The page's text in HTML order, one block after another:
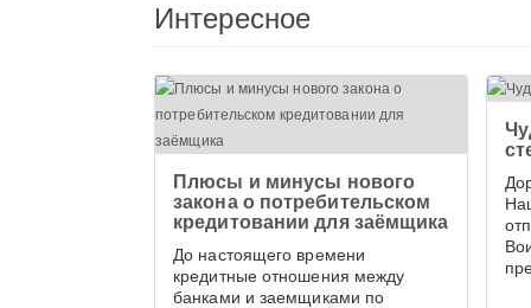
Интересное
Плюсы и минусы нового
закона о потребительском
кредитовании для заёмщика
До настоящего времени
кредитные отношения между
банками и заемщиками по